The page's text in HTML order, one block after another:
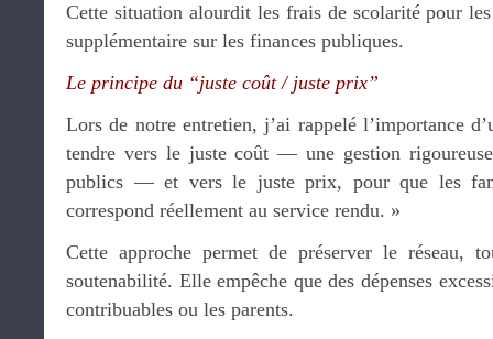
Cette situation alourdit les frais de scolarité pour
supplémentaire sur les finances publiques.
Le principe du “juste coût / juste prix”
Lors de notre entretien, j’ai rappelé l’importance
tendre vers le juste coût — une gestion
publics — et vers le juste prix, pour que les
correspond réellement au service rendu. »
Cette approche permet de préserver le réseau,
soutenabilité. Elle empêche que des dépenses
contribuables ou les parents.